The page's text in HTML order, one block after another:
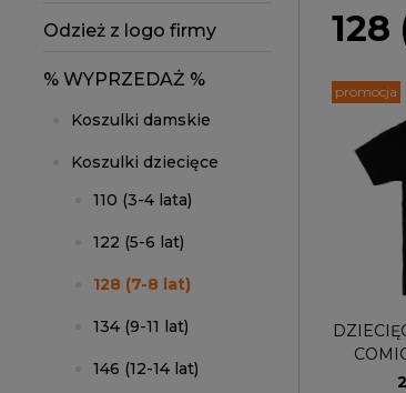
Odzież z logo firmy
% WYPRZEDAŻ %
Koszulki damskie
Koszulki dziecięce
110 (3-4 lata)
122 (5-6 lat)
128 (7-8 lat)
134 (9-11 lat)
146 (12-14 lat)
128
promocja